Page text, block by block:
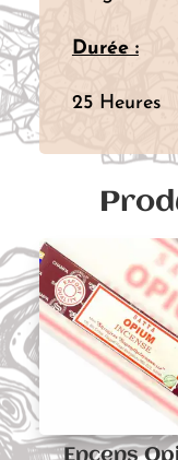
Durée :
25 Heures